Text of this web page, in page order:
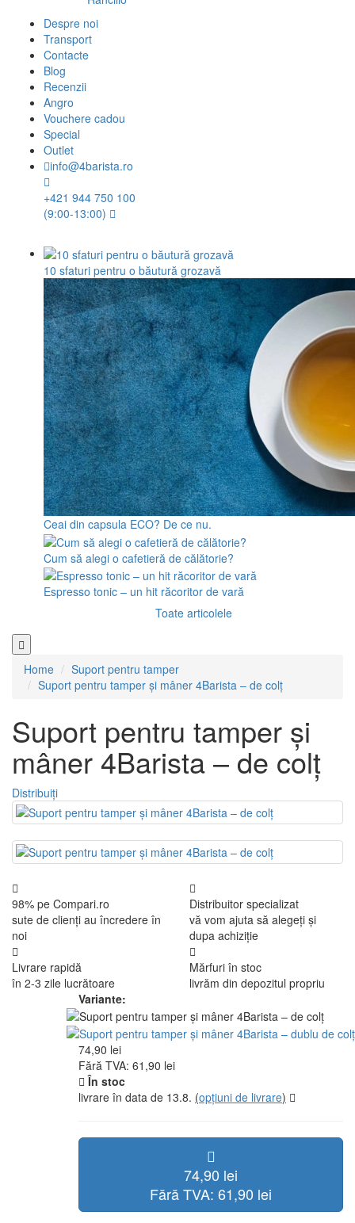
Despre noi
Transport
Contacte
Blog
Recenzii
Angro
Vouchere cadou
Special
Outlet
info@4barista.ro
+421 944 750 100
(9:00-13:00)
10 sfaturi pentru o băutură grozavă
Ceai din capsula ECO? De ce nu.
Cum să alegi o cafetieră de călătorie?
Espresso tonic – un hit răcoritor de vară
Toate articolele
Home
Suport pentru tamper
Suport pentru tamper și mâner 4Barista – de colț
Suport pentru tamper și
mâner 4Barista – de colț
Distribuiți
98% pe Compari.ro
sute de clienți au încredere în
noi
Distribuitor specializat
vă vom ajuta să alegeți și
dupa achiziție
Livrare rapidă
în 2-3 zile lucrătoare
Mărfuri în stoc
livrăm din depozitul propriu
Variante:
74,90 lei
Fără TVA: 61,90 lei
În stoc
livrare în data de 13.8. (opțiuni de livrare)
74,90 lei
Fără TVA: 61,90 lei